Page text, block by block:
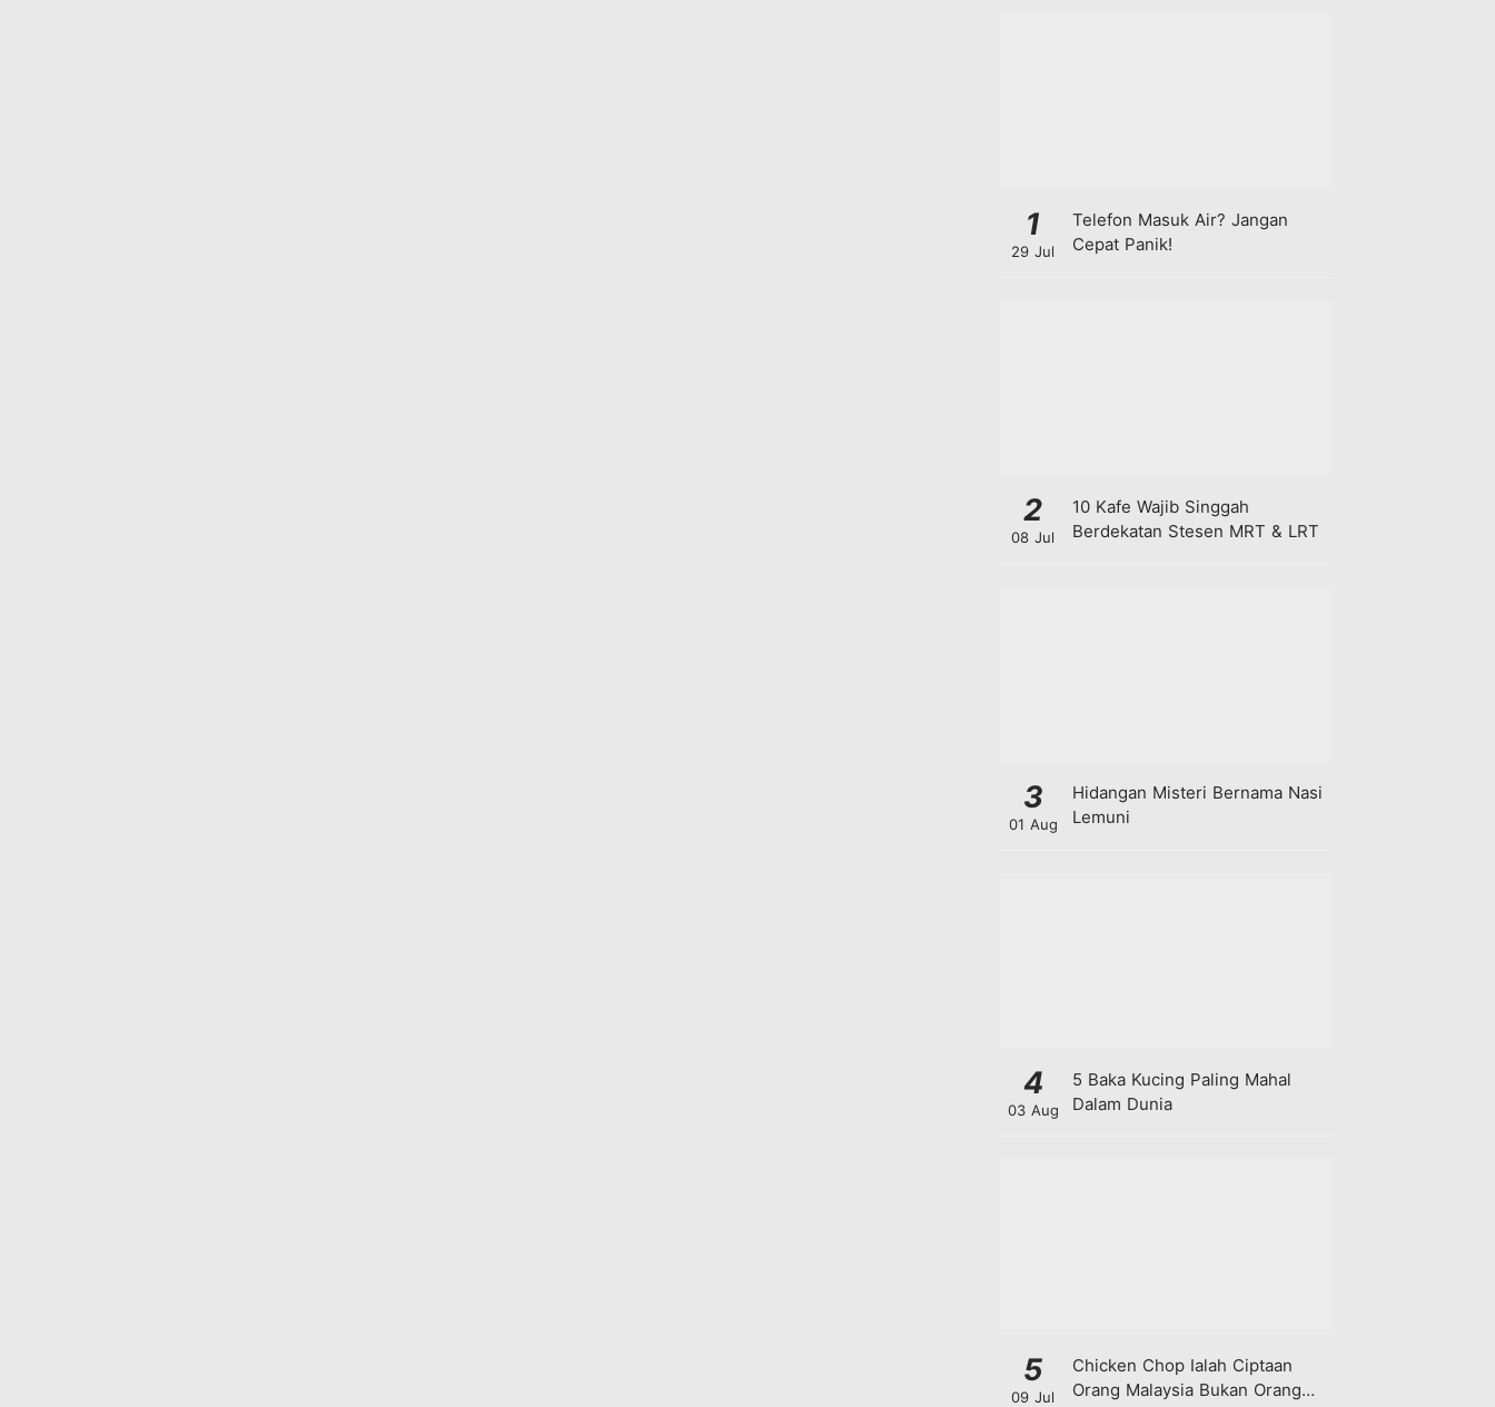
1
29 Jul
Telefon Masuk Air? Jangan
Cepat Panik!
2
08 Jul
10 Kafe Wajib Singgah
Berdekatan Stesen MRT & LRT
3
01 Aug
Hidangan Misteri Bernama Nasi
Lemuni
4
03 Aug
5 Baka Kucing Paling Mahal
Dalam Dunia
5
09 Jul
Chicken Chop Ialah Ciptaan
Orang Malaysia Bukan Orang